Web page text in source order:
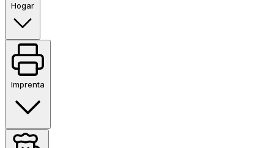
Hogar
Imprenta